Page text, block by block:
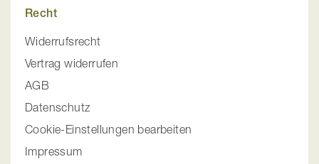
Recht
Widerrufsrecht
Vertrag widerrufen
AGB
Datenschutz
Cookie-Einstellungen bearbeiten
Impressum